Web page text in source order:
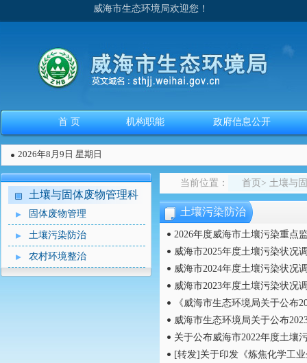
威海市生态环境局欢迎您！
首 页 机构职能 政府信息公开
2026年8月9日 星期日
土壤与固体废物管理科
固体废物管理
土壤污染防治
农村环境整治
当前位置： 首页 > 土壤与
土壤污染防治
2026年度威海市土壤污染重点
威海市2025年度土壤污染状况
威海市2024年度土壤污染状况
威海市2023年度土壤污染状况
《威海市生态环境局关于公布
威海市生态环境局关于公布
关于公布威海市2022年度土壤
[转发]关于印发《炼焦化学工